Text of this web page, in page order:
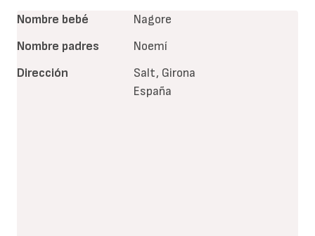
Nombre bebé
Nagore
Nombre padres
Noemí
Dirección
Salt, Girona
España